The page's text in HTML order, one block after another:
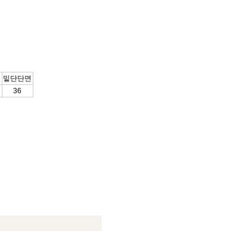
밑단단면
36